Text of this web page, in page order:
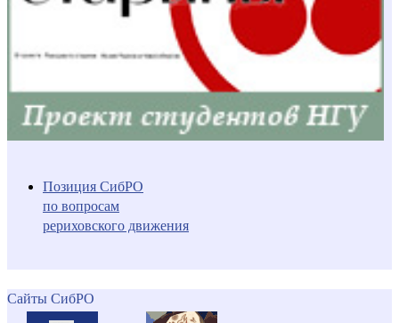
Позиция СибРО
по вопросам
рериховского движения
Сайты СибРО